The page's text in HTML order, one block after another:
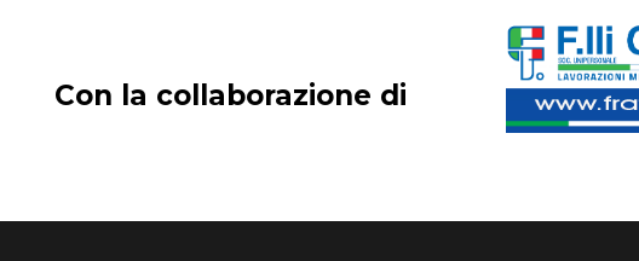
Con la collaborazione di